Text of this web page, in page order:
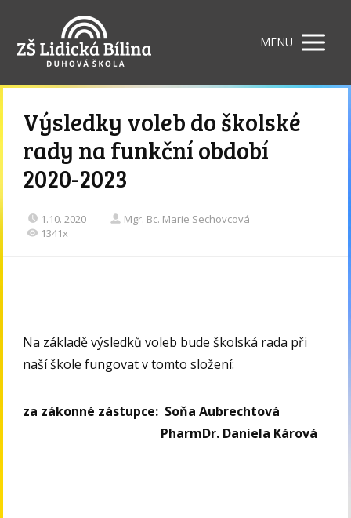
MENU
Výsledky voleb do školské
rady na funkční období
2020-2023
1.10. 2020
Mgr. Bc. Marie Sechovcová
1341x
Na základě výsledků voleb bude školská rada při
naší škole fungovat v tomto složení:
za zákonné zástupce: Soňa Aubrechtová
PharmDr. Daniela Kárová